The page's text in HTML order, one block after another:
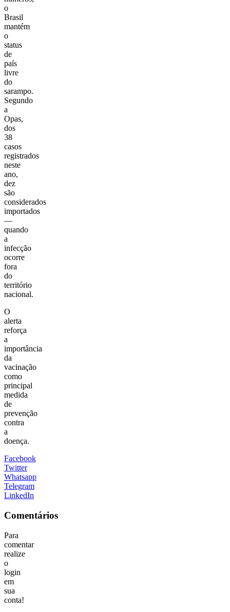
o
Brasil
mantém
o
status
de
país
livre
do
sarampo.
Segundo
a
Opas,
dos
38
casos
registrados
neste
ano,
dez
são
considerados
importados
—
quando
a
infecção
ocorre
fora
do
território
nacional.
O
alerta
reforça
a
importância
da
vacinação
como
principal
medida
de
prevenção
contra
a
doença.
Facebook
Twitter
Whatsapp
Telegram
LinkedIn
Comentários
Para
comentar
realize
o
login
em
sua
conta!